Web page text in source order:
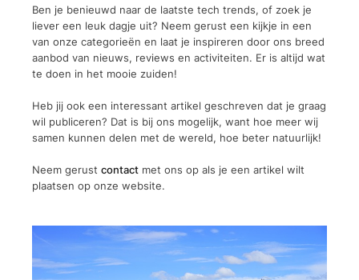
Ben je benieuwd naar de laatste tech trends, of zoek je
liever een leuk dagje uit? Neem gerust een kijkje in een
van onze categorieën en laat je inspireren door ons breed
aanbod van nieuws, reviews en activiteiten. Er is altijd wat
te doen in het mooie zuiden!
Heb jij ook een interessant artikel geschreven dat je graag
wil publiceren? Dat is bij ons mogelijk, want hoe meer wij
samen kunnen delen met de wereld, hoe beter natuurlijk!
Neem gerust contact met ons op als je een artikel wilt
plaatsen op onze website.